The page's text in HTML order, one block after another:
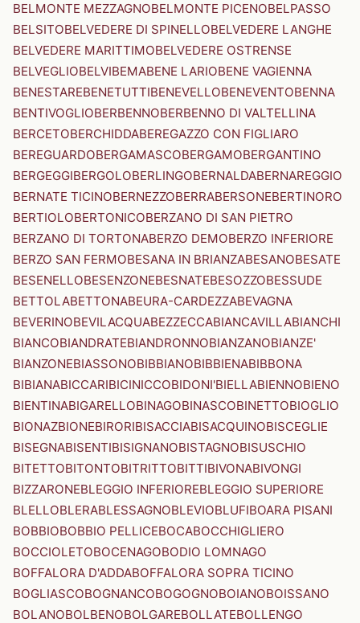
BELMONTE MEZZAGNOBELMONTE PICENOBELPASSO
BELSITOBELVEDERE DI SPINELLOBELVEDERE LANGHE
BELVEDERE MARITTIMOBELVEDERE OSTRENSE
BELVEGLIOBELVIBEMABENE LARIOBENE VAGIENNA
BENESTAREBENETUTTIBENEVELLOBENEVENTOBENNA
BENTIVOGLIOBERBENNOBERBENNO DI VALTELLINA
BERCETOBERCHIDDABEREGAZZO CON FIGLIARO
BEREGUARDOBERGAMASCOBERGAMOBERGANTINO
BERGEGGIBERGOLOBERLINGOBERNALDABERNAREGGIO
BERNATE TICINOBERNEZZOBERRABERSONEBERTINORO
BERTIOLOBERTONICOBERZANO DI SAN PIETRO
BERZANO DI TORTONABERZO DEMOBERZO INFERIORE
BERZO SAN FERMOBESANA IN BRIANZABESANOBESATE
BESENELLOBESENZONEBESNATEBESOZZOBESSUDE
BETTOLABETTONABEURA-CARDEZZABEVAGNA
BEVERINOBEVILACQUABEZZECCABIANCAVILLABIANCHI
BIANCOBIANDRATEBIANDRONNOBIANZANOBIANZE'
BIANZONEBIASSONOBIBBIANOBIBBIENABIBBONA
BIBIANABICCARIBICINICCOBIDONI'BIELLABIENNOBIENO
BIENTINABIGARELLOBINAGOBINASCOBINETTOBIOGLIO
BIONAZBIONEBIRORIBISACCIABISACQUINOBISCEGLIE
BISEGNABISENTIBISIGNANOBISTAGNOBISUSCHIO
BITETTOBITONTOBITRITTOBITTIBIVONABIVONGI
BIZZARONEBLEGGIO INFERIOREBLEGGIO SUPERIORE
BLELLOBLERABLESSAGNOBLEVIOBLUFIBOARA PISANI
BOBBIOBOBBIO PELLICEBOCABOCCHIGLIERO
BOCCIOLETOBOCENAGOBODIO LOMNAGO
BOFFALORA D'ADDABOFFALORA SOPRA TICINO
BOGLIASCOBOGNANCOBOGOGNOBOIANOBOISSANO
BOLANOBOLBENOBOLGAREBOLLATEBOLLENGO